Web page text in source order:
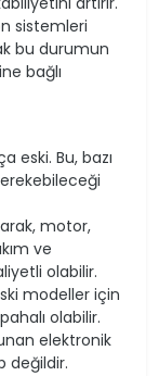
sistemleri
bu durumun
bağlı
eski. Bu, bazı
motor,
ve
olabilir.
modeller için
olabilir.
elektronik
değildir.